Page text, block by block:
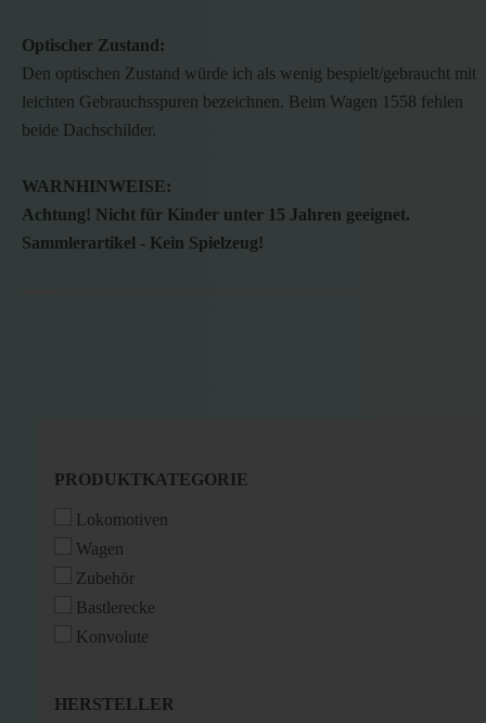
Optischer Zustand:
Den optischen Zustand würde ich als wenig bespielt/gebraucht mit
leichten Gebrauchsspuren bezeichnen. Beim Wagen 1558 fehlen
beide Dachschilder.
WARNHINWEISE:
Achtung! Nicht für Kinder unter 15 Jahren geeignet.
Sammlerartikel - Kein Spielzeug!
PRODUKTKATEGORIE
PRODUKTKATEGORIE
Lokomotiven
Wagen
Zubehör
Bastlerecke
Konvolute
HERSTELLER
HERSTELLER